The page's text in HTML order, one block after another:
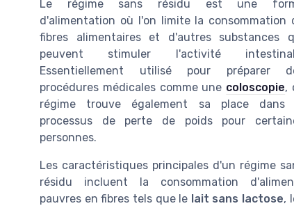
Le régime sans résidu est une
d'alimentation où l'on limite la consommation
fibres alimentaires et d'autres substances
peuvent stimuler l'activité
Essentiellement utilisé pour préparer
procédures médicales comme une coloscopie,
régime trouve également sa place dans
processus de perte de poids pour
personnes.
Les caractéristiques principales d'un régime
résidu incluent la consommation
pauvres en fibres tels que le lait sans lactose,